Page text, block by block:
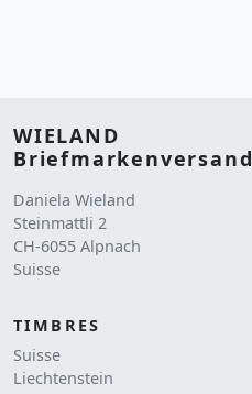
WIELAND
Briefmarkenversand
Daniela Wieland
Steinmattli 2
CH-6055 Alpnach
Suisse
TIMBRES
Suisse
Liechtenstein